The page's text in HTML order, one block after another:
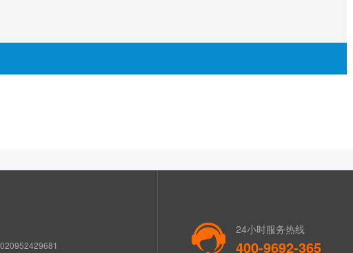
24小时服务热线
400-9692-365